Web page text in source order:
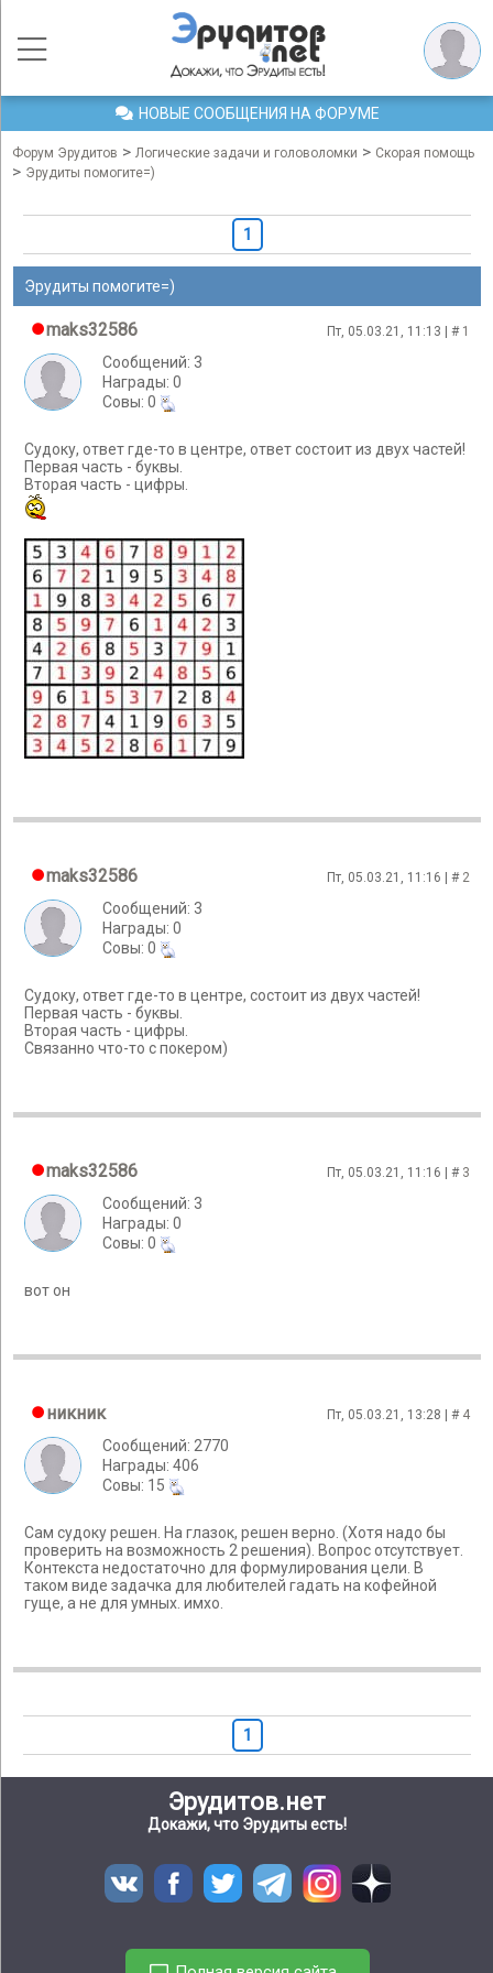
НОВЫЕ СООБЩЕНИЯ НА ФОРУМЕ
Форум Эрудитов > Логические задачи и головоломки > Скорая помощь
> Эрудиты помогите=)
1
Эрудиты помогите=)
maks32586 Пт, 05.03.21, 11:13 | # 1
Сообщений: 3
Награды: 0
Cовы: 0
Судоку, ответ где-то в центре, ответ состоит из двух частей!
Первая часть - буквы.
Вторая часть - цифры.
maks32586 Пт, 05.03.21, 11:16 | # 2
Сообщений: 3
Награды: 0
Cовы: 0
Судоку, ответ где-то в центре, состоит из двух частей!
Первая часть - буквы.
Вторая часть - цифры.
Связанно что-то с покером)
maks32586 Пт, 05.03.21, 11:16 | # 3
Сообщений: 3
Награды: 0
Cовы: 0
вот он
никник Пт, 05.03.21, 13:28 | # 4
Сообщений: 2770
Награды: 406
Cовы: 15
Сам судоку решен. На глазок, решен верно. (Хотя надо бы
проверить на возможность 2 решения). Вопрос отсутствует.
Контекста недостаточно для формулирования цели. В
таком виде задачка для любителей гадать на кофейной
гуще, а не для умных. имхо.
1
Эрудитов.нет
Докажи, что Эрудиты есть!